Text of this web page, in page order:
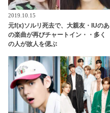
2019.10.15
元f(x)ソルリ死去で、大親友・IUのあ
の楽曲が再びチャートイン・・多く
の人が故人を偲ぶ